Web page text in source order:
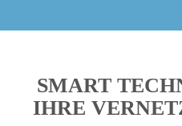
SMART
IHRE